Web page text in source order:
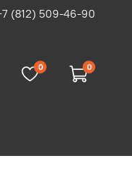
(812) 509-46-90
0 0